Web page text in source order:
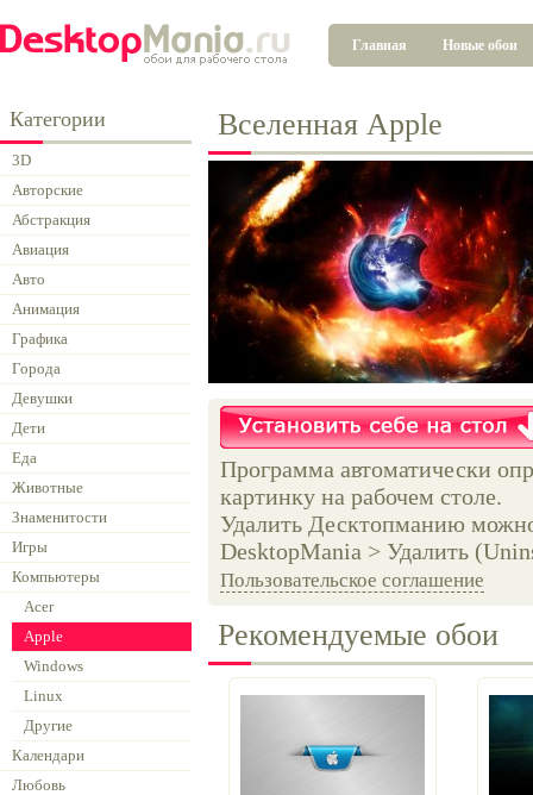
Главная Новые обои
Категории
3D
Авторские
Абстракция
Авиация
Авто
Анимация
Графика
Города
Девушки
Дети
Еда
Животные
Знаменитости
Игры
Компьютеры
Acer
Apple
Windows
Linux
Другие
Календари
Любовь
Вселенная Apple
Программа автоматически
картинку на рабочем столе.
Удалить Десктопманию
DesktopMania > Удалить
Пользовательское соглашение
Рекомендуемые обои